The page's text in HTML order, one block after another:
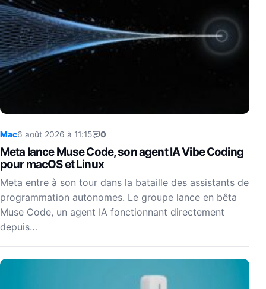
Mac6 août 2026 à 11:15 0
Meta lance Muse Code, son agent IA Vibe Coding
pour macOS et Linux
Meta entre à son tour dans la bataille des assistants de
programmation autonomes. Le groupe lance en bêta
Muse Code, un agent IA fonctionnant directement
depuis…